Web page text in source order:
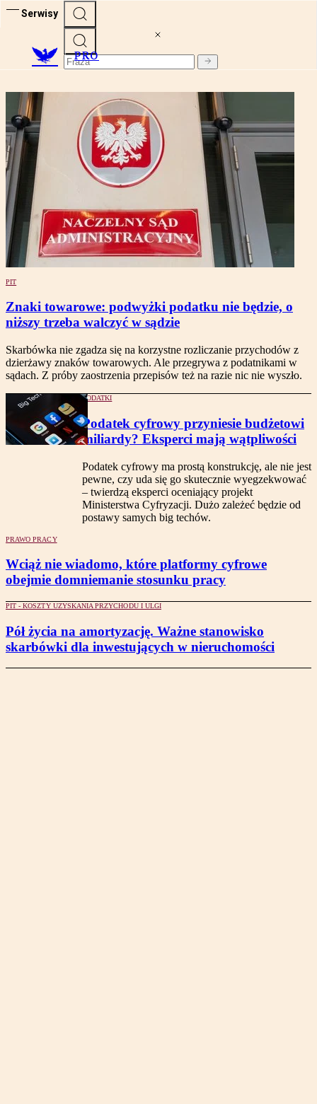
Serwisy
PRO
PIT
Znaki towarowe: podwyżki podatku nie będzie, o
niższy trzeba walczyć w sądzie
Skarbówka nie zgadza się na korzystne rozliczanie przychodów z
dzierżawy znaków towarowych. Ale przegrywa z podatnikami w
sądach. Z próby zaostrzenia przepisów też na razie nic nie wyszło.
PODATKI
Podatek cyfrowy przyniesie budżetowi
miliardy? Eksperci mają wątpliwości
Podatek cyfrowy ma prostą konstrukcję, ale nie jest
pewne, czy uda się go skutecznie wyegzekwować
– twierdzą eksperci oceniający projekt
Ministerstwa Cyfryzacji. Dużo zależeć będzie od
postawy samych big techów.
PRAWO PRACY
Wciąż nie wiadomo, które platformy cyfrowe
obejmie domniemanie stosunku pracy
PIT - KOSZTY UZYSKANIA PRZYCHODU I ULGI
Pół życia na amortyzację. Ważne stanowisko
skarbówki dla inwestujących w nieruchomości